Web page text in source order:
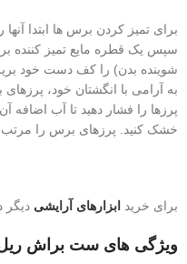
برای تمیز کردن برس ها ابتدا آنها
سپس یک قطره مایع تمیز کننده
شوینده بدن) را کف دست خود
به آرامی با انگشتان خود،
پرزها را فشار دهید تا آب اضافه
خشک کنید. پرزهای برس را مرتب
برای خرید ابزارهای آرایشی دیگر
ویژگی های ست براش ریل